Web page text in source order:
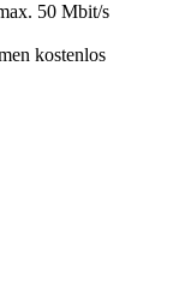
50 Mbit/s
kostenlos